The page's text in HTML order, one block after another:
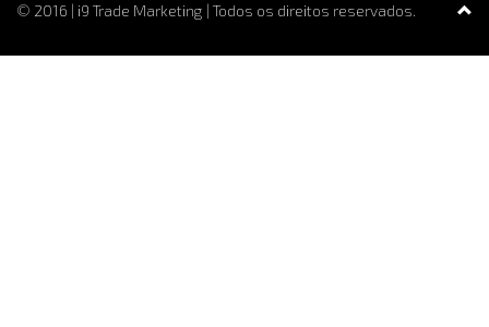
© 2016 | i9 Trade Marketing | Todos os direitos reservados.